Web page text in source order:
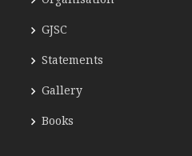
GJSC
Statements
Gallery
Books